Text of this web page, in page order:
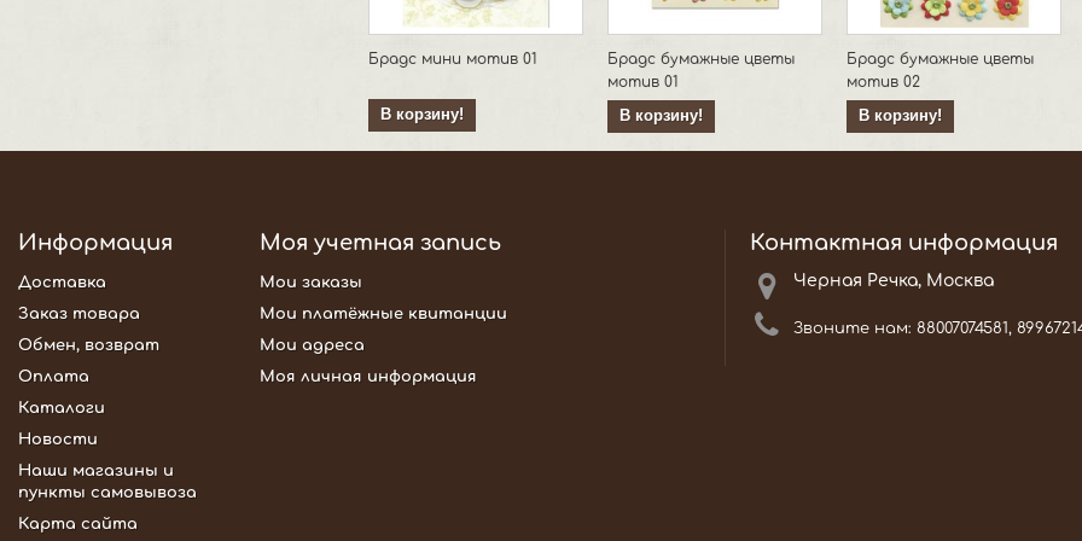
Брадс мини мотив 01
В корзину!
Брадс бумажные цветы
мотив 01
В корзину!
Брадс бумажные цветы
мотив 02
В корзину!
Информация
Доставка
Заказ товара
Обмен, возврат
Оплата
Каталоги
Новости
Наши магазины и
пункты самовывоза
Карта сайта
Моя учетная запись
Мои заказы
Мои платёжные квитанции
Мои адреса
Моя личная информация
Контактная информация
Черная Речка, Москва
Звоните нам: 88007074581,